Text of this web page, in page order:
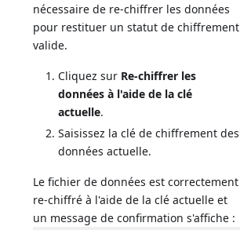
nécessaire de re-chiffrer les données
pour restituer un statut de chiffrement
valide.
Cliquez sur Re-chiffrer les
données à l'aide de la clé
actuelle.
Saisissez la clé de chiffrement des
données actuelle.
Le fichier de données est correctement
re-chiffré à l'aide de la clé actuelle et
un message de confirmation s'affiche :